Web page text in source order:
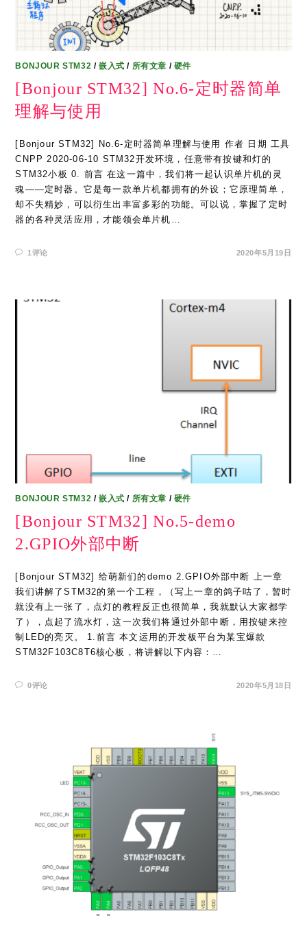
BONJOUR STM32 /嵌入式 / 所有文章 / 硬件
[Bonjour STM32] No.6-定时器简单
理解与使用
[Bonjour STM32] No.6-定时器简单理解与使用 作者 日期 工具
CNPP 2020-06-10 STM32开发环境，任意带有按键和灯的
STM32小板 0. 前言 在这一篇中，我们将一起认识单片机的灵
魂——定时器。它是每一款单片机都拥有的外设；它原理简单，
却不失精妙，可以衍生出丰富多彩的功能。可以说，掌握了定时
器的各种灵活应用，才能领会单片机…
1评论 2020年5月19日
BONJOUR STM32 /嵌入式 / 所有文章 / 硬件
[Bonjour STM32] No.5-demo
2.GPIO外部中断
[Bonjour STM32] 给萌新们的demo 2.GPIO外部中断 上一章
我们讲解了STM32的第一个工程，（写上一章的鸽子咕了，暂时
就没有上一张了，点灯的教程反正也很简单，我就默认大家都学
了），点起了流水灯，这一次我们将通过外部中断，用按键来控
制LED的亮灭。 1.前言 本文运用的开发板平台为某宝爆款
STM32F103C8T6核心板，将讲解以下内容：…
0评论 2020年5月18日